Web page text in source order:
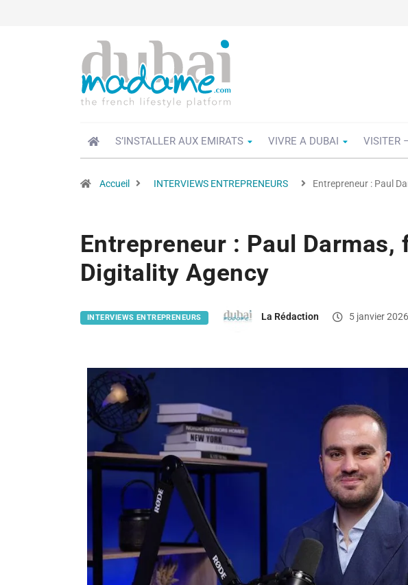
S’INSTALLER AUX EMIRATS VIVRE A DUBAI VISITER
Accueil INTERVIEWS ENTREPRENEURS Entrepreneur : Paul
Entrepreneur : Paul Darmas,
Digitality Agency
INTERVIEWS ENTREPRENEURS La Rédaction 5 janvier 2026